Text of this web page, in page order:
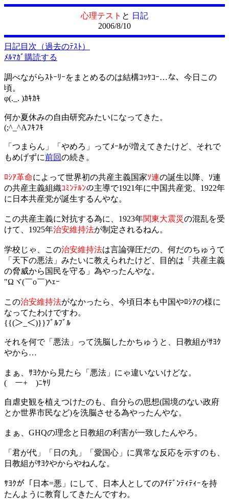
心理テスト と 日記
2006/8/10
日記目次（過去のﾃｽﾄ）
ﾒﾙﾏｶﾞ購読する
調べながらｽﾄｰﾘｰをまとめるのは結構ｺｯｹｺｰ…な、今日この
頃。
φ(._. )ｶｷｶｷ
何か夏休みの自由研究みたいになってきた。
(;^_^Aﾌｷﾌｷ
「つまらん」「やめろ」ってﾒｰﾙが増えてきたけど、それで
もめげずに前回の続き。
ﾛｼｱ革命によって世界初の共産主義国家ｿ連の誕生以降、ｿ連
の共産主義組織ｺﾐﾝﾃﾙﾝの主導で1921年に中国共産党、1922年
に日本共産党が誕生するんやな。
この共産主義に対抗する為に、1923年関東大震災の混乱を受
けて、1925年治安維持法が制定されるねん。
学校じゃ、この治安維持法は言論弾圧だの、何だのちゅうて
「天下の悪法」みたいに教えられたけど、目的は「共産主義
の脅威から国民を守る」為やったんやな。
"Ωヾ(￣o￣)ﾍｪｰ
この治安維持法がなかったら、今頃日本も中国やﾛｼｱの様に
なってたわけですわ。
{{(＞_＜)}}ﾌﾞﾙﾌﾞﾙ
それを何で「悪法」って洗脳したかちゅうと、日教組がｻﾖｸ
やから…
まぁ、ｻﾖｸから見たら「悪法」にゃ違いないけどな。
(￣ー+￣)ﾆﾔﾘ
自虐史観を植えつけたのも、自分らの思想(国境のない政府
とか世界市民など)を洗脳させる為やったんやな。
まぁ、GHQの理念と日教組の利害が一致したんやろ。
「君が代」「日の丸」「愛国心」に異常な反応を示すのも、
日教組がｻﾖｸやからやねんな。
ｻﾖｸが「日本=悪」にして、日本人としてのｱｲﾃﾞﾝﾃｨﾃｨｰを持
たんように教育してきたんですわ。